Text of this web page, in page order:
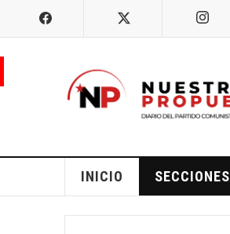
INICIO SECCIONES